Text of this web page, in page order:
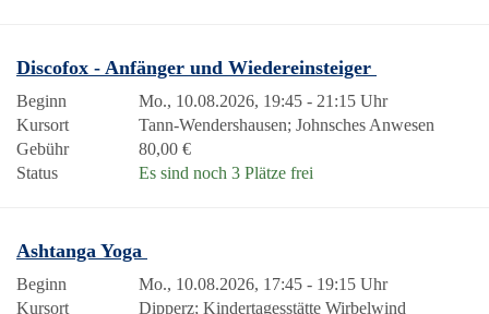
Discofox - Anfänger und Wiedereinsteiger
Beginn
Mo., 10.08.2026, 19:45 - 21:15 Uhr
Kursort
Tann-Wendershausen; Johnsches Anwesen
Gebühr
80,00 €
Status
Es sind noch 3 Plätze frei
Ashtanga Yoga
Beginn
Mo., 10.08.2026, 17:45 - 19:15 Uhr
Kursort
Dipperz; Kindertagesstätte Wirbelwind